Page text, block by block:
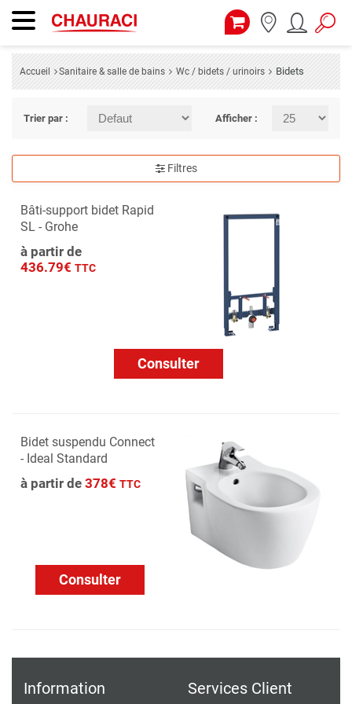
Accueil Sanitaire & salle de bains Wc / bidets / urinoirs Bidets
Trier par : Afficher :
Filtres
Bâti-support bidet Rapid
SL - Grohe
à partir de
436.79€ TTC
Consulter
Bidet suspendu Connect
- Ideal Standard
à partir de 378€ TTC
Consulter
Information Services Client